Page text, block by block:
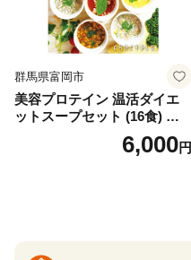
群馬県富岡市
美容プロテイン 温活ダイエ
ットスープセット (16食) 小
分け スープ 食べ比べ セット
詰合せ クラムチャウダー チ
6,000円